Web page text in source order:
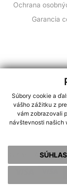
Súbory cookie a
vášho zážitku z
vám zobrazovali
návštevnosti našich
Ochrana
Garancia
Ako